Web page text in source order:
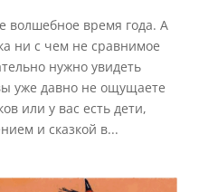
волшебное время года. А
ни с чем не сравнимое
нужно увидеть
уже давно не ощущаете
или у вас есть дети,
и сказкой в...